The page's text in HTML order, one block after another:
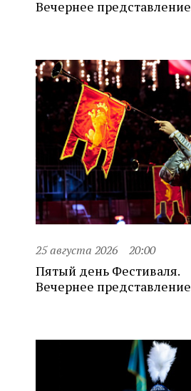
Вечернее представление
25 августа 2026 20:00
Пятый день Фестиваля.
Вечернее представление